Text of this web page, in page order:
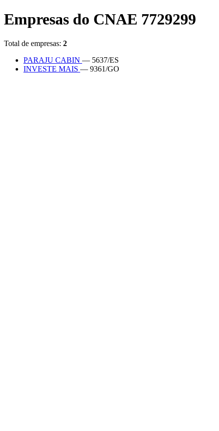
Empresas do CNAE 7729299
Total de empresas: 2
PARAJU CABIN — 5637/ES
INVESTE MAIS — 9361/GO